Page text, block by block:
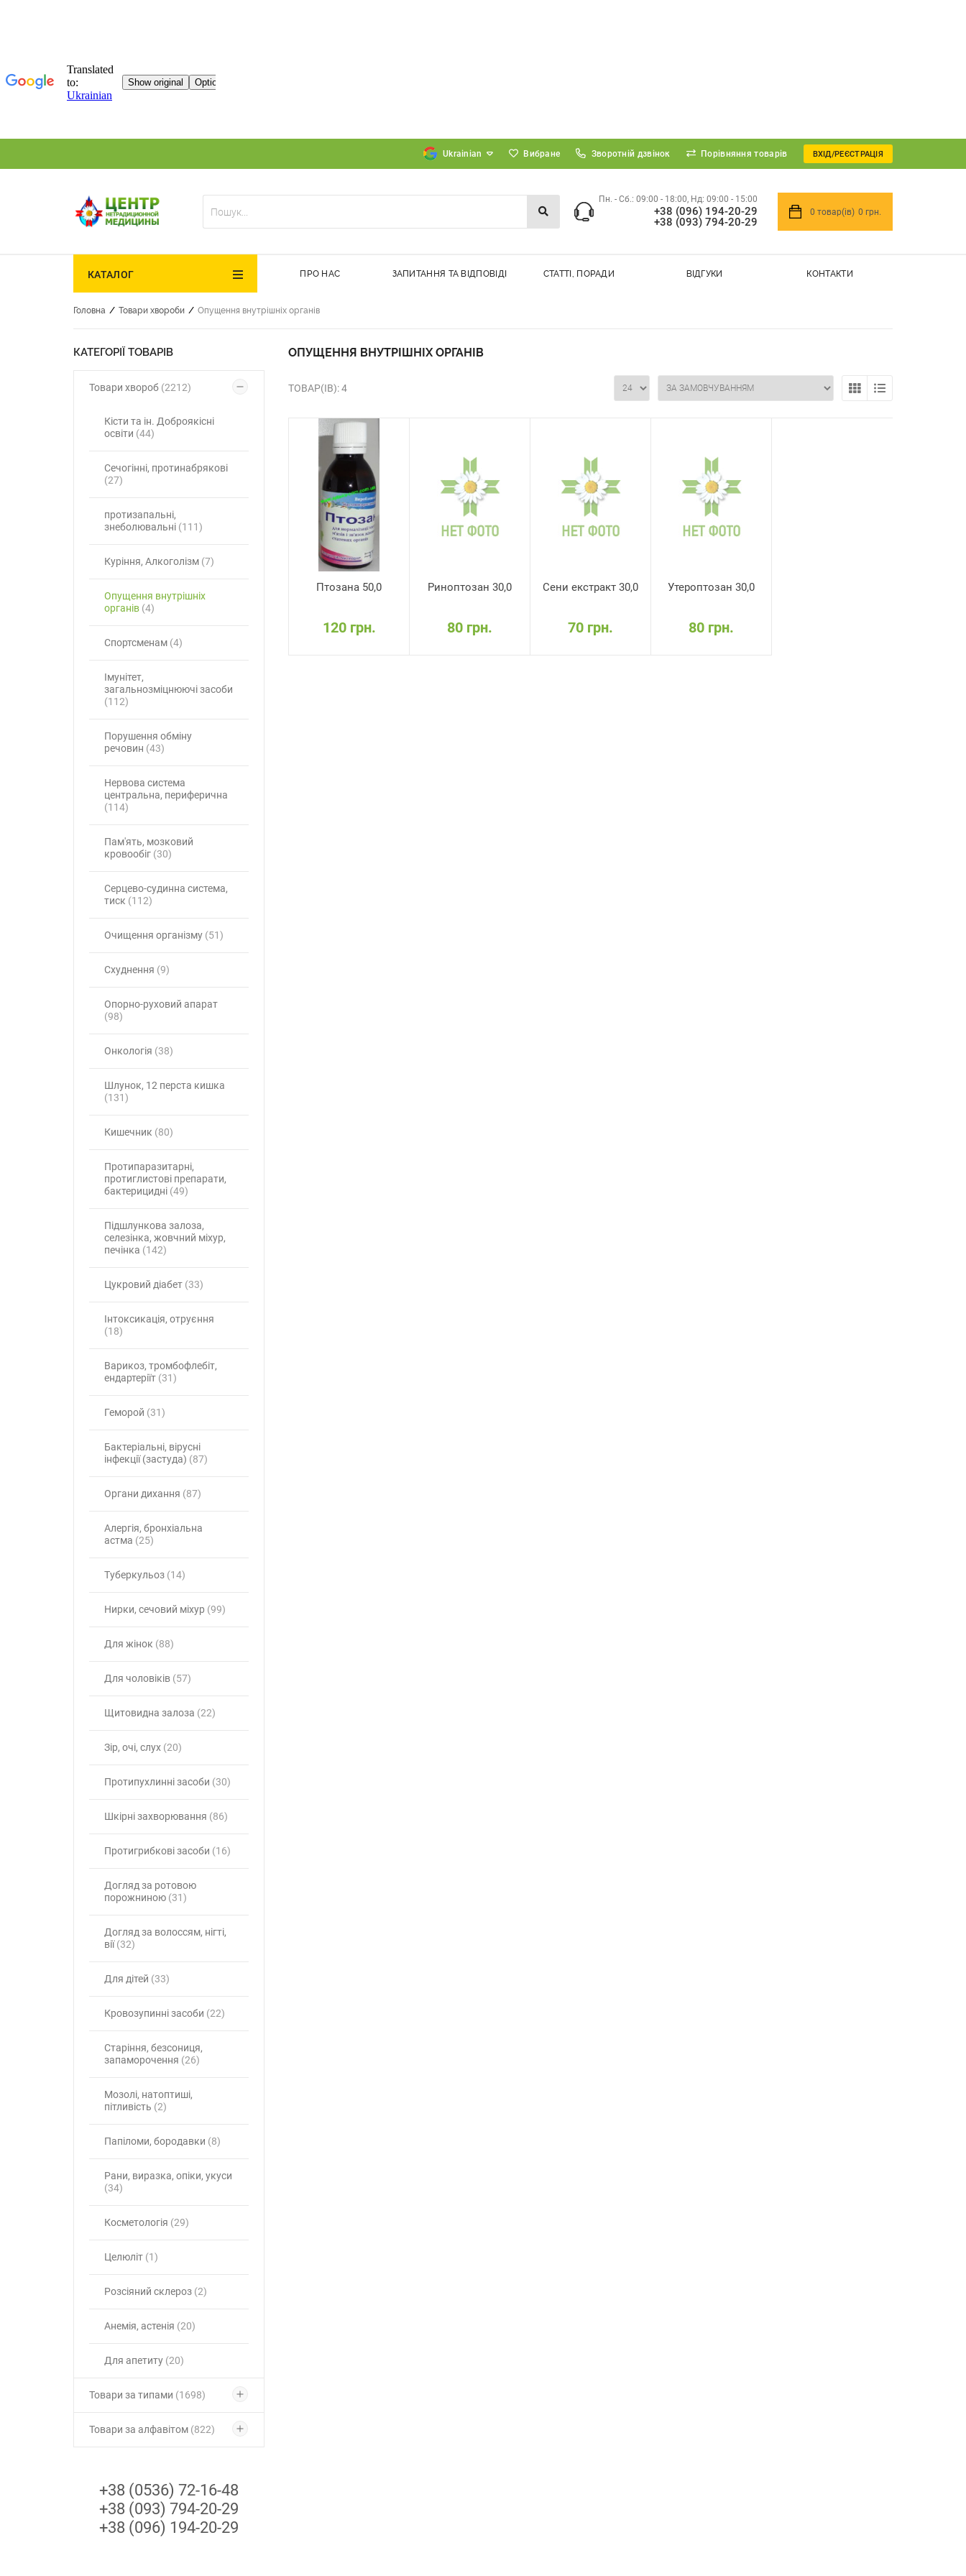
Вибране Зворотній дзвінок Порівняння товарів ВХІД/РЕЄСТРАЦІЯ
Пн. - Сб.: 09:00 - 18:00, Нд: 09:00 - 15:00
+38 (096) 194-20-29
+38 (093) 794-20-29
0 товар(ів) 0 грн.
КАТАЛОГ ПРО НАС ЗАПИТАННЯ ТА ВІДПОВІДІ СТАТТІ, ПОРАДИ ВІДГУКИ КОНТАКТИ
Головна / Товари хвороби / Опущення внутрішніх органів
КАТЕГОРІЇ ТОВАРІВ
Товари хвороб (2212)
Кісти та ін. Доброякісні
освіти (44)
Сечогінні, протинабрякові
(27)
протизапальні,
знеболювальні (111)
Куріння, Алкоголізм (7)
Опущення внутрішніх
органів (4)
Спортсменам (4)
Імунітет,
загальнозміцнюючі засоби
(112)
Порушення обміну
речовин (43)
Нервова система
центральна, периферична
(114)
Пам'ять, мозковий
кровообіг (30)
Серцево-судинна система,
тиск (112)
Очищення організму (51)
Схуднення (9)
Опорно-руховий апарат
(98)
Онкологія (38)
Шлунок, 12 перста кишка
(131)
Кишечник (80)
Протипаразитарні,
протиглистові препарати,
бактерицидні (49)
Підшлункова залоза,
селезінка, жовчний міхур,
печінка (142)
Цукровий діабет (33)
Інтоксикація, отруєння
(18)
Варикоз, тромбофлебіт,
ендартеріїт (31)
Геморой (31)
Бактеріальні, вірусні
інфекції (застуда) (87)
Органи дихання (87)
Алергія, бронхіальна
астма (25)
Туберкульоз (14)
Нирки, сечовий міхур (99)
Для жінок (88)
Для чоловіків (57)
Щитовидна залоза (22)
Зір, очі, слух (20)
Протипухлинні засоби (30)
Шкірні захворювання (86)
Протигрибкові засоби (16)
Догляд за ротовою
порожниною (31)
Догляд за волоссям, нігті,
вії(32)
Для дітей (33)
Кровозупинні засоби (22)
Старіння, безсониця,
запаморочення (26)
Мозолі, натоптиші,
пітливість (2)
Папіломи, бородавки (8)
Рани, виразка, опіки, укуси
(34)
Косметологія (29)
Целюліт (1)
Розсіяний склероз (2)
Анемія, астенія (20)
Для апетиту (20)
Товари за типами (1698)
Товари за алфавітом (822)
+38 (0536) 72-16-48
+38 (093) 794-20-29
+38 (096) 194-20-29
ОПУЩЕННЯ ВНУТРІШНІХ ОРГАНІВ
ТОВАР(ІВ): 4
Птозана 50,0
120 грн.
Риноптозан 30,0
80 грн.
Сени екстракт 30,0
70 грн.
Утероптозан 30,0
80 грн.